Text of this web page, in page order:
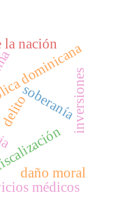
dominicana
la nación
soberanía
daño moral
médicos
inversiones